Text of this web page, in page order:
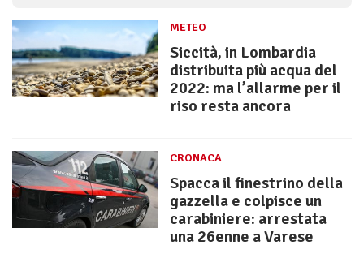
METEO
Siccità, in Lombardia
distribuita più acqua del
2022: ma l’allarme per il
riso resta ancora
CRONACA
Spacca il finestrino della
gazzella e colpisce un
carabiniere: arrestata
una 26enne a Varese